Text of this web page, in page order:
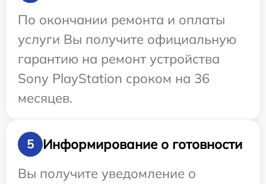
По окончании ремонта и оплаты
услуги Вы получите официальную
гарантию на ремонт устройства
Sony PlayStation сроком на 36
месяцев.
5
Информирование о готовности
Вы получите уведомление о